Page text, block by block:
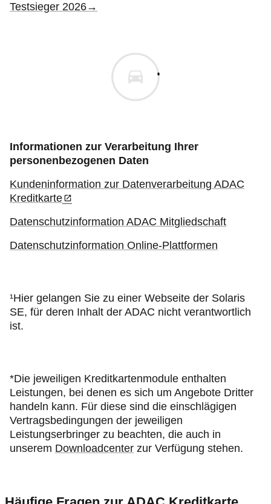
Testsieger 2026→
Informationen zur Verarbeitung Ihrer
personenbezogenen Daten
Kundeninformation zur Datenverarbeitung ADAC
Kreditkarte
Datenschutzinformation ADAC Mitgliedschaft
Datenschutzinformation Online-Plattformen
¹Hier gelangen Sie zu einer Webseite der Solaris
SE, für deren Inhalt der ADAC nicht verantwortlich
ist.
*Die jeweiligen Kreditkartenmodule enthalten
Leistungen, bei denen es sich um Angebote Dritter
handeln kann. Für diese sind die einschlägigen
Vertragsbedingungen der jeweiligen
Leistungserbringer zu beachten, die auch in
unserem Downloadcenter zur Verfügung stehen.